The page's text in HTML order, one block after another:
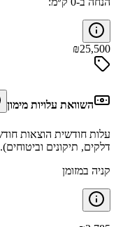
₪25,500
השוואת עלויות מימון
דלקים, תיקונים וביטוחים).
קניה במזומן